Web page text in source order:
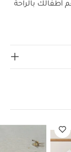
بالراحة